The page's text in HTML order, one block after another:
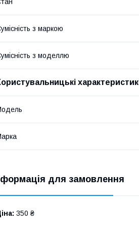
з маркою
з моделлю
для замовлення
350 ₴